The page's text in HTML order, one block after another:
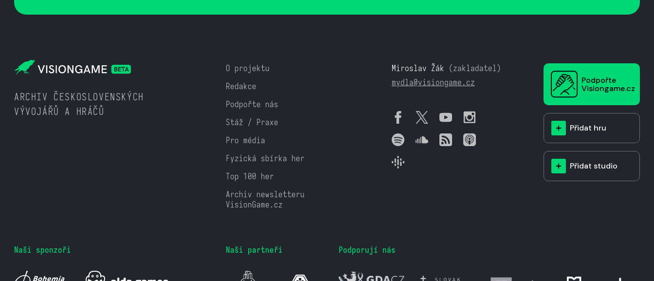
ARCHIV ČESKOSLOVENSKÝCH
VÝVOJÁŘŮ A HRÁČŮ
O projektu
Redakce
Podpořte nás
Stáž / Praxe
Pro média
Fyzická sbírka her
Top 100 her
Archiv newsletteru
VisionGame.cz
Miroslav Žák (zakladatel)
mydla@visiongame.cz
Podpořte
Visiongame.cz
Přidat hru
Přidat studio
Naši sponzoři Naši partneři Podporují nás